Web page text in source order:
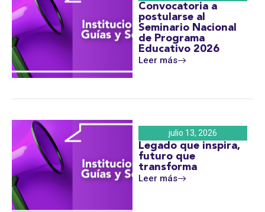
Convocatoria a
postularse al
Seminario Nacional
de Programa
Educativo 2026
Leer más
julio 13, 2026
Legado que inspira,
futuro que
transforma
Leer más